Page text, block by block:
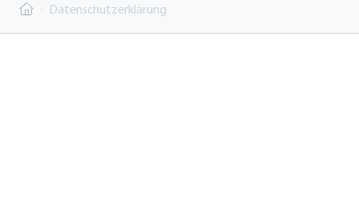
Datenschutzerklärung